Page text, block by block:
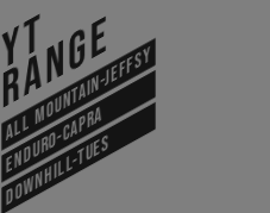
YT
Range
All Mountain-Jeffsy
Enduro-Capra
Downhill-Tues